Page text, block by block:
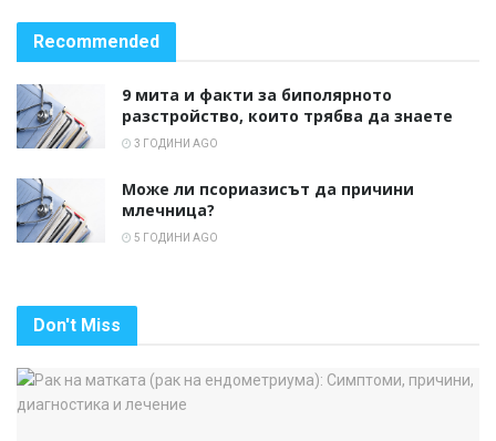
Recommended
9 мита и факти за биполярното
разстройство, които трябва да знаете
3 ГОДИНИ AGO
Може ли псориазисът да причини
млечница?
5 ГОДИНИ AGO
Don't Miss